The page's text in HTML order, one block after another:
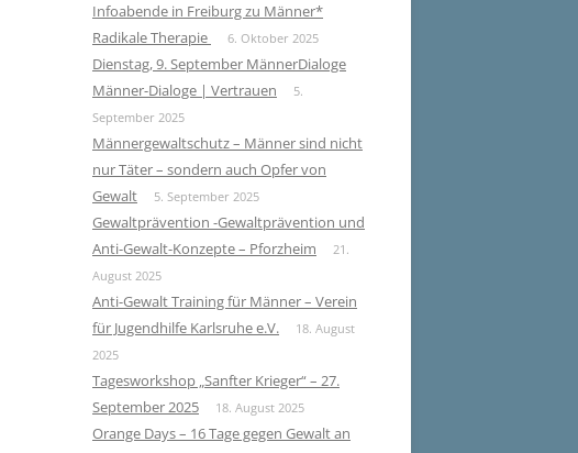
Infoabende in Freiburg zu Männer*
Radikale Therapie
6. Oktober 2025
Dienstag, 9. September MännerDialoge
Männer-Dialoge | Vertrauen
5.
September 2025
Männergewaltschutz – Männer sind nicht
nur Täter – sondern auch Opfer von
Gewalt
5. September 2025
Gewaltprävention -Gewaltprävention und
Anti-Gewalt-Konzepte – Pforzheim
21.
August 2025
Anti-Gewalt Training für Männer – Verein
für Jugendhilfe Karlsruhe e.V.
18. August
2025
Tagesworkshop „Sanfter Krieger“ – 27.
September 2025
18. August 2025
Orange Days – 16 Tage gegen Gewalt an